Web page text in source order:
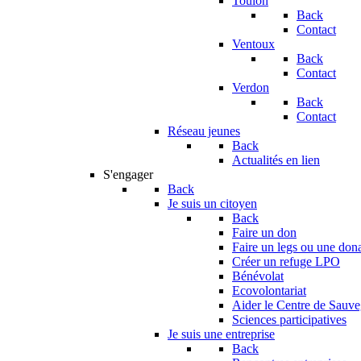
Back
Contact
Ventoux
Back
Contact
Verdon
Back
Contact
Réseau jeunes
Back
Actualités en lien
S'engager
Back
Je suis un citoyen
Back
Faire un don
Faire un legs ou une
Créer un refuge LPO
Bénévolat
Ecovolontariat
Aider le Centre de
Sciences participatives
Je suis une entreprise
Back